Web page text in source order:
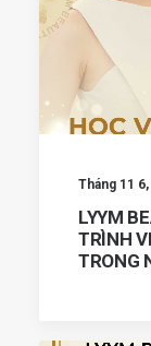
Tháng 11
LYYM
TRÌNH
TRONG